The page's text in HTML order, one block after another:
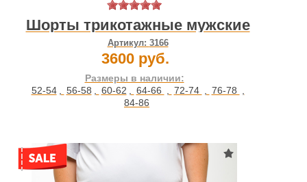
Шорты трикотажные мужские
Артикул: 3166
3600 руб.
Размеры в наличии:
52-54
56-58 60-62 64-66 72-74 76-78
84-86